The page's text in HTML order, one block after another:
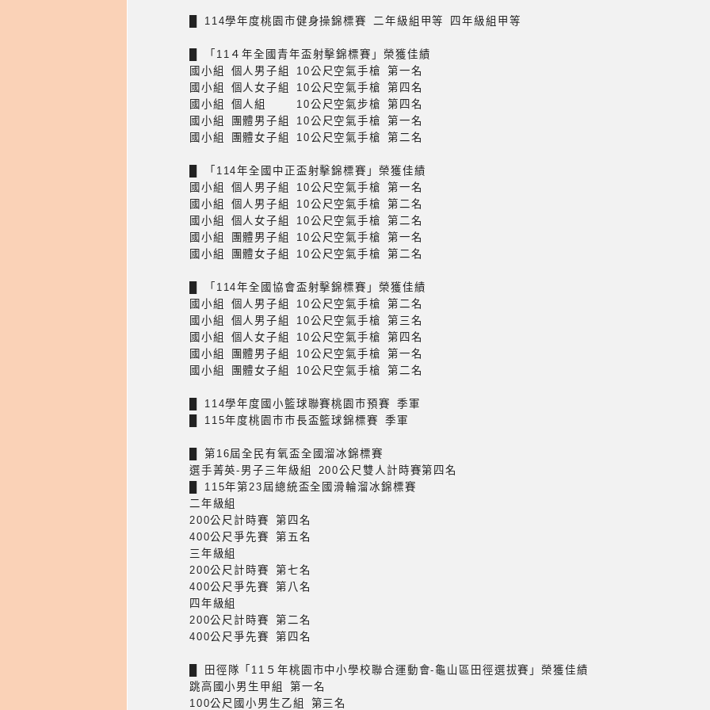
█ 114學年度桃園市健身操錦標賽 二年級組甲等 四年級組甲等
█ 「11４年全國青年盃射擊錦標賽」榮獲佳績
國小組 個人男子組 10公尺空氣手槍 第一名
國小組 個人女子組 10公尺空氣手槍 第四名
國小組 個人組 10公尺空氣步槍 第四名
國小組 團體男子組 10公尺空氣手槍 第一名
國小組 團體女子組 10公尺空氣手槍 第二名
█ 「114年全國中正盃射擊錦標賽」榮獲佳績
國小組 個人男子組 10公尺空氣手槍 第一名
國小組 個人男子組 10公尺空氣手槍 第二名
國小組 個人女子組 10公尺空氣手槍 第二名
國小組 團體男子組 10公尺空氣手槍 第一名
國小組 團體女子組 10公尺空氣手槍 第二名
█ 「114年全國協會盃射擊錦標賽」榮獲佳績
國小組 個人男子組 10公尺空氣手槍 第二名
國小組 個人男子組 10公尺空氣手槍 第三名
國小組 個人女子組 10公尺空氣手槍 第四名
國小組 團體男子組 10公尺空氣手槍 第一名
國小組 團體女子組 10公尺空氣手槍 第二名
█ 114學年度國小籃球聯賽桃園巿預賽 季軍
█ 115年度桃園巿巿長盃籃球錦標賽 季軍
█ 第16屆全民有氧盃全國溜冰錦標賽
選手菁英-男子三年級組 200公尺雙人計時賽第四名
█ 115年第23屆總統盃全國滑輪溜冰錦標賽
二年級組
200公尺計時賽 第四名
400公尺爭先賽 第五名
三年級組
200公尺計時賽 第七名
400公尺爭先賽 第八名
四年級組
200公尺計時賽 第二名
400公尺爭先賽 第四名
█ 田徑隊「11５年桃園市中小學校聯合運動會-龜山區田徑選拔賽」榮獲佳績
跳高國小男生甲組 第一名
100公尺國小男生乙組 第三名